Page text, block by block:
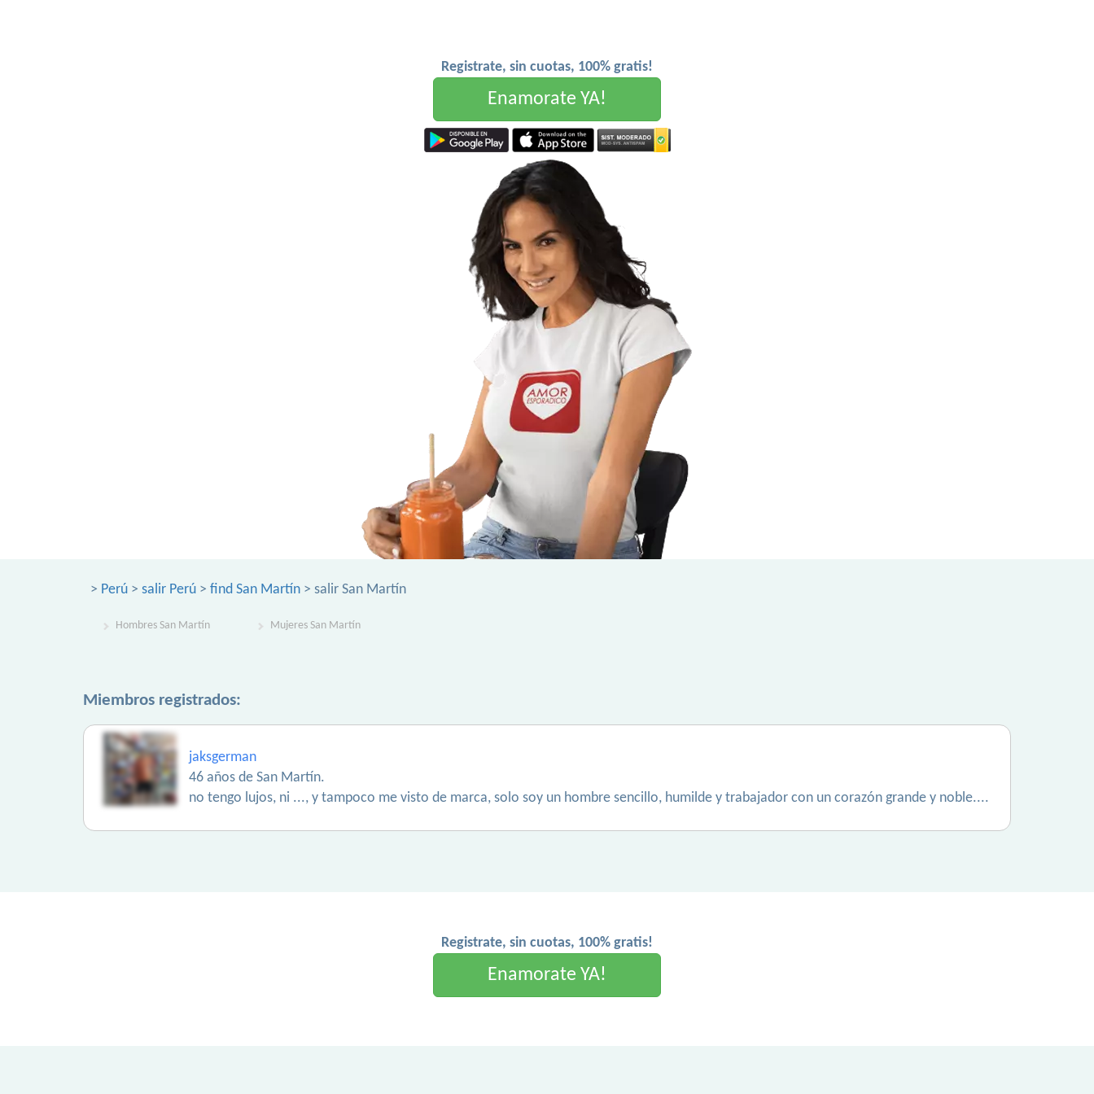
Registrate, sin cuotas, 100% gratis!
Enamorate YA!
> Perú > salir Perú > find San Martín > salir San Martín
Hombres San Martín Mujeres San Martín
Miembros registrados:
jaksgerman
46 años de San Martín.
no tengo lujos, ni ..., y tampoco me visto de marca, solo soy un hombre sencillo, humilde y trabajador con un corazón grande y noble....
Registrate, sin cuotas, 100% gratis!
Enamorate YA!